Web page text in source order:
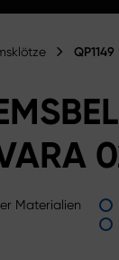
Materialien